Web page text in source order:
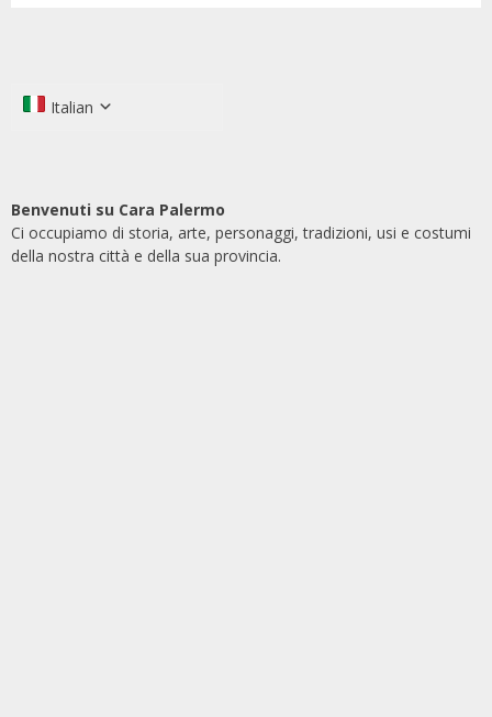
Italian
Benvenuti su Cara Palermo
Ci occupiamo di storia, arte, personaggi, tradizioni, usi e costumi
della nostra città e della sua provincia.